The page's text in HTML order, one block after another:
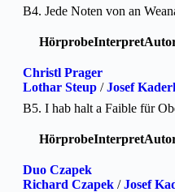
B4. Jede Noten von an
HörprobeInterpret
Christl Prager
Lothar Steup /Josef
B5. I hab halt a Faible für
HörprobeInterpret
Duo Czapek
Richard Czapek /Josef